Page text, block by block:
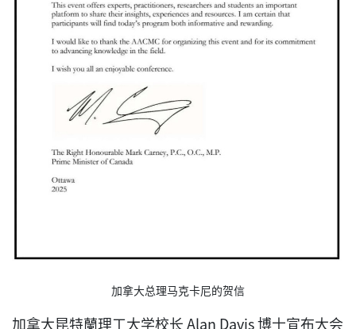
加拿大总理马克卡尼的贺信
加拿大昆特蘭理工大学校长 Alan Davis 博士宣布大会